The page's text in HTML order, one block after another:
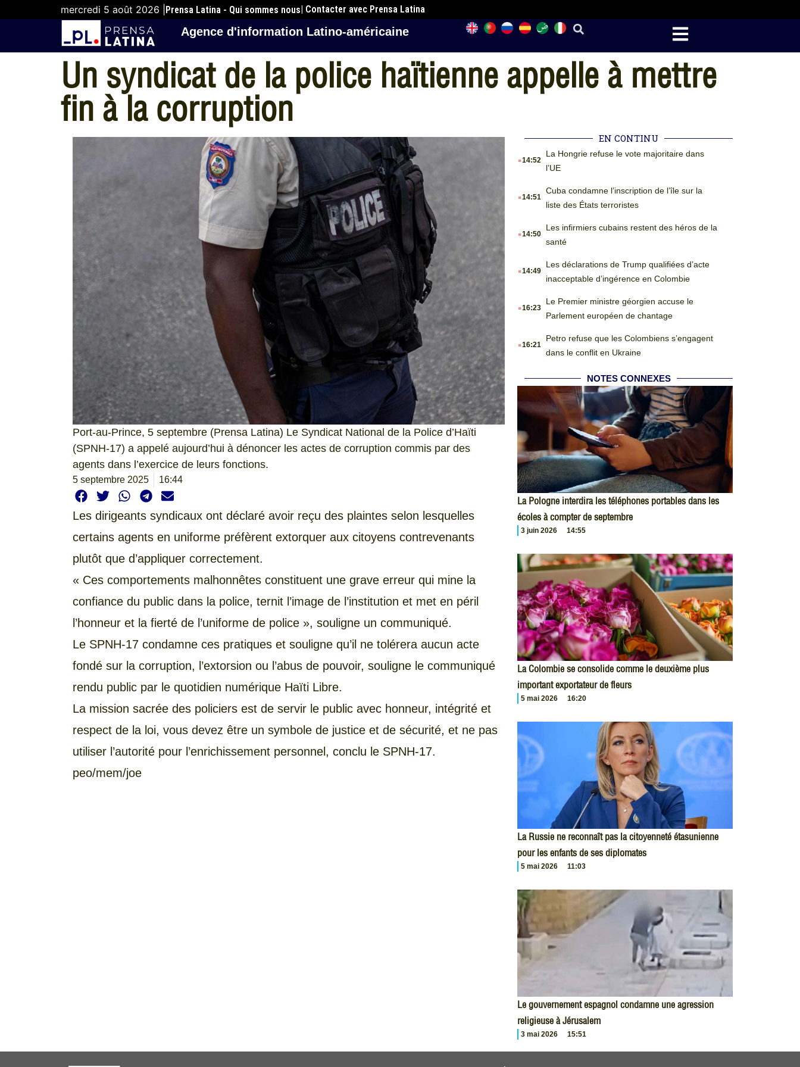
mercredi 5 août 2026 | Prensa Latina - Qui sommes nous| Contacter avec Prensa Latina
Agence d'information Latino-américaine
Un syndicat de la police haïtienne appelle à mettre
fin à la corruption
Port-au-Prince, 5 septembre (Prensa Latina) Le Syndicat National de la Police d’Haïti
(SPNH-17) a appelé aujourd’hui à dénoncer les actes de corruption commis par des
agents dans l’exercice de leurs fonctions.
5 septembre 2025 16:44
Les dirigeants syndicaux ont déclaré avoir reçu des plaintes selon lesquelles
certains agents en uniforme préfèrent extorquer aux citoyens contrevenants
plutôt que d’appliquer correctement.
« Ces comportements malhonnêtes constituent une grave erreur qui mine la
confiance du public dans la police, ternit l’image de l’institution et met en péril
l’honneur et la fierté de l’uniforme de police », souligne un communiqué.
Le SPNH-17 condamne ces pratiques et souligne qu’il ne tolérera aucun acte
fondé sur la corruption, l’extorsion ou l’abus de pouvoir, souligne le communiqué
rendu public par le quotidien numérique Haïti Libre.
La mission sacrée des policiers est de servir le public avec honneur, intégrité et
respect de la loi, vous devez être un symbole de justice et de sécurité, et ne pas
utiliser l’autorité pour l’enrichissement personnel, conclu le SPNH-17.
peo/mem/joe
EN CONTINU
.14:52
La Hongrie refuse le vote majoritaire dans
l’UE
.14:51
Cuba condamne l’inscription de l’île sur la
liste des États terroristes
.14:50
Les infirmiers cubains restent des héros de la
santé
.14:49
Les déclarations de Trump qualifiées d’acte
inacceptable d’ingérence en Colombie
.16:23
Le Premier ministre géorgien accuse le
Parlement européen de chantage
.16:21
Petro refuse que les Colombiens s’engagent
dans le conflit en Ukraine
NOTES CONNEXES
La Pologne interdira les téléphones portables dans les
écoles à compter de septembre
3 juin 2026 14:55
La Colombie se consolide comme le deuxième plus
important exportateur de fleurs
5 mai 2026 16:20
La Russie ne reconnaît pas la citoyenneté étasunienne
pour les enfants de ses diplomates
5 mai 2026 11:03
Le gouvernement espagnol condamne une agression
religieuse à Jérusalem
3 mai 2026 15:51